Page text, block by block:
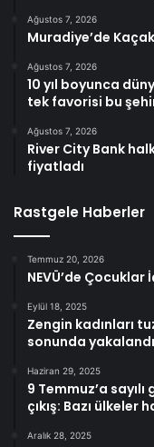
Ağustos 7, 2026
Muradiye’de
Ağustos 7, 2026
10 yıl boyunca
tek favorisi bu
Ağustos 7, 2026
River City Bank
fiyatladı
Rastgele Haberler
Temmuz 20, 2026
NEVÜ’de Çocuklar
Eylül 18, 2025
Zengin kadınları
sonunda yakalandı
Haziran 29, 2025
9 Temmuz’a
çıkış: Bazı ülkeler
Aralık 28, 2025